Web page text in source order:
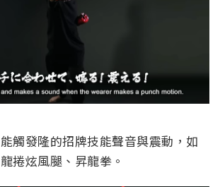
觸發隆的招牌技能聲音與震動，如
捲炫風腿、昇龍拳。